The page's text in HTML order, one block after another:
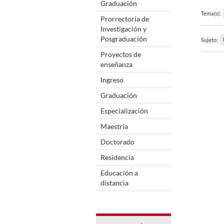
Graduación
Prorrectoría de
Investigación y
Posgraduación
Proyectos de
enseñanza
Ingreso
Graduación
Especialización
Maestría
Doctorado
Residencia
Educación a
distancia
Tema(s):
Sujeto: